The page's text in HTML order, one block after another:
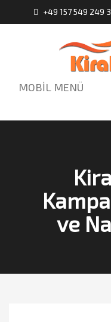
+49 157 549 249
MOBİL MENÜ
ve